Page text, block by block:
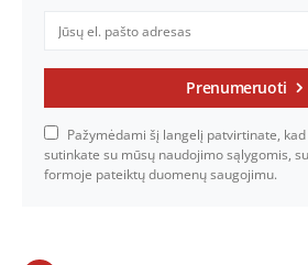
Prenumeruoti
Pažymėdami šį langelį patvirtinate,
sutinkate su mūsų naudojimo sąlygomis,
formoje pateiktų duomenų saugojimu.